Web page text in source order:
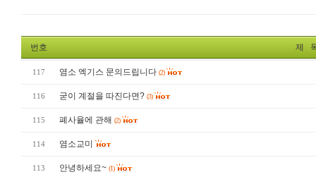
번호 제
117 염소 엑기스 문의드립니다 (2)
116 굳이 계절을 따진다면? (3)
115 폐사율에 관해 (2)
114 염소교미
113 안녕하세요~ (1)